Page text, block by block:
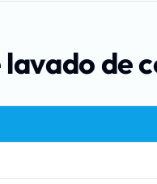
lavado de